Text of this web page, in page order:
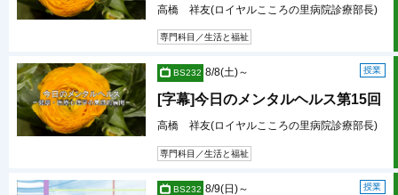
高橋 祥友(ロイヤルこころの里病院診療部長)
専門科目／生活と福祉
BS232 授業
8/8(土)～
[字幕]今日のメンタルヘルス第15回
高橋 祥友(ロイヤルこころの里病院診療部長)
専門科目／生活と福祉
BS232 授業
8/9(日)～